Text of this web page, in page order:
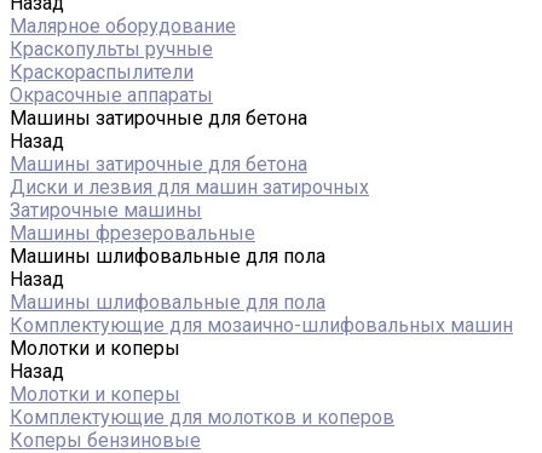
Малярное оборудование
Краскопульты ручные
Краскораспылители
Окрасочные аппараты
Машины затирочные для бетона
Назад
Машины затирочные для бетона
Диски и лезвия для машин затирочных
Затирочные машины
Машины фрезеровальные
Машины шлифовальные для пола
Назад
Машины шлифовальные для пола
Комплектующие для мозаично-шлифовальных машин
Молотки и коперы
Назад
Молотки и коперы
Комплектующие для молотков и коперов
Коперы бензиновые